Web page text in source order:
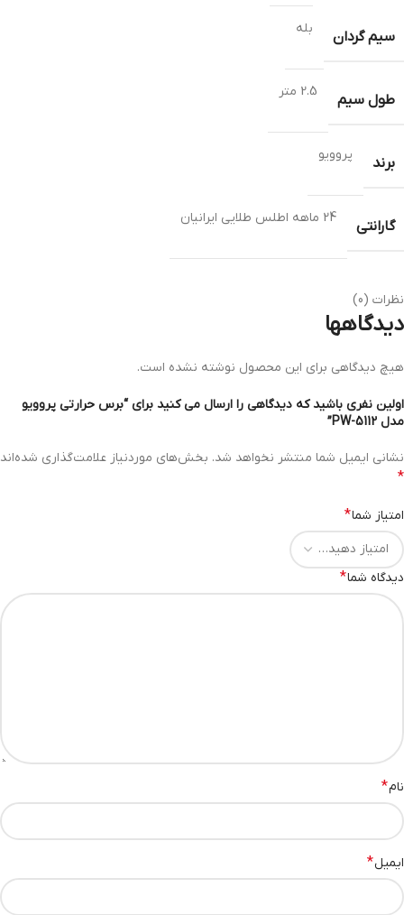
سیم گردان بله
طول سیم 2.5 متر
برند پروویو
گارانتی 24 ماهه اطلس طلایی ایرانیان
نظرات (0)
دیدگاهها
هیچ دیدگاهی برای این محصول نوشته نشده است.
اولین نفری باشید که دیدگاهی را ارسال می کنید برای “برس حرارتی پروویو
مدل PW-5112”
نشانی ایمیل شما منتشر نخواهد شد. بخش‌های موردنیاز علامت‌گذاری شده‌اند
*
امتیاز شما*
دیدگاه شما*
نام*
ایمیل*